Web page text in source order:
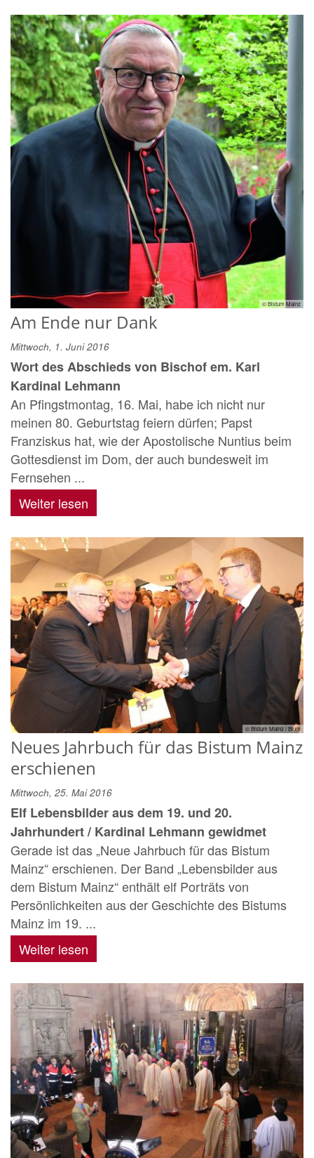
© Bistum Mainz
Am Ende nur Dank
Mittwoch, 1. Juni 2016
Wort des Abschieds von Bischof em. Karl
Kardinal Lehmann
An Pfingstmontag, 16. Mai, habe ich nicht nur
meinen 80. Geburtstag feiern dürfen; Papst
Franziskus hat, wie der Apostolische Nuntius beim
Gottesdienst im Dom, der auch bundesweit im
Fernsehen ...
Weiter lesen
© Bistum Mainz / Blum
Neues Jahrbuch für das Bistum Mainz
erschienen
Mittwoch, 25. Mai 2016
Elf Lebensbilder aus dem 19. und 20.
Jahrhundert / Kardinal Lehmann gewidmet
Gerade ist das „Neue Jahrbuch für das Bistum
Mainz“ erschienen. Der Band „Lebensbilder aus
dem Bistum Mainz“ enthält elf Porträts von
Persönlichkeiten aus der Geschichte des Bistums
Mainz im 19. ...
Weiter lesen